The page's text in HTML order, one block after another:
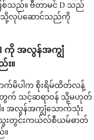
စ်သည်။ ဗီတာမင် D သည်
ည်သို့လုပ်ဆောင်သည်ကို
ကို အလွန်အကျွံ
။
က်မိပါက စိုးရိမ်ထိတ်လန့်
အတွက် သင့်ဆရာဝန် သို့မဟုတ်
။ အလွန်အကျွံသောက်သုံး
သွေးတွင်းကယ်လ်စီယမ်ဓာတ်
။